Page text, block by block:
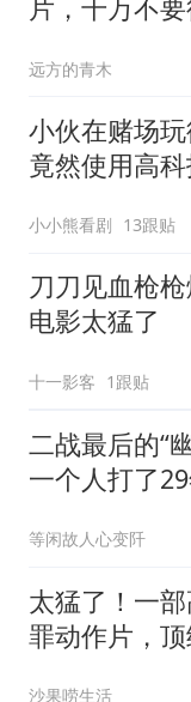
片，千万不
远方的青木
小伙在赌场
竟然使用高
小小熊看剧 13跟贴
刀刀见血枪
电影太猛了
十一影客 1跟贴
二战最后的“
一个人打了
等闲故人心变阡
太猛了！一
罪动作片，
沙果唠生活